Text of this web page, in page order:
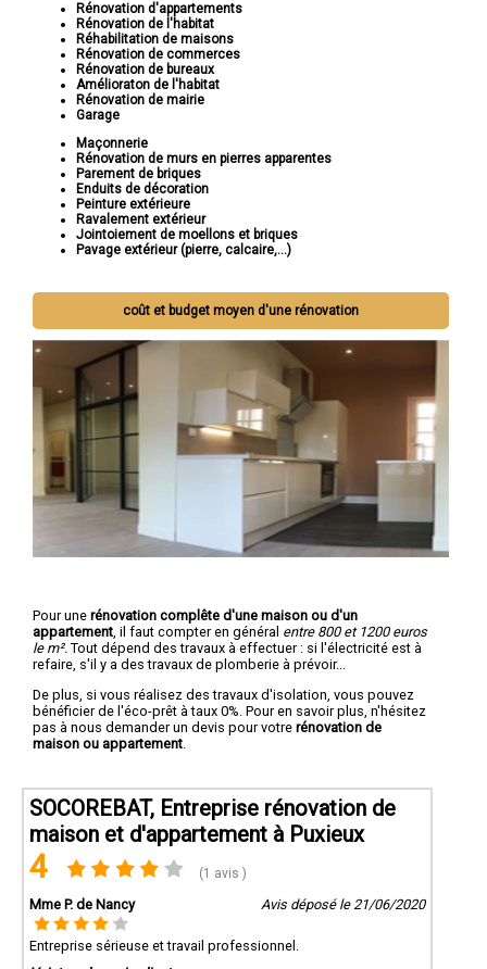
Rénovation d'appartements
Rénovation de l'habitat
Réhabilitation de maisons
Rénovation de commerces
Rénovation de bureaux
Amélioraton de l'habitat
Rénovation de mairie
Garage
Maçonnerie
Rénovation de murs en pierres apparentes
Parement de briques
Enduits de décoration
Peinture extérieure
Ravalement extérieur
Jointoiement de moellons et briques
Pavage extérieur (pierre, calcaire,...)
coût et budget moyen d'une rénovation
Pour une rénovation complête d'une maison ou d'un
appartement , il faut compter en général entre 800 et 1200 euros
le m². Tout dépend des travaux à effectuer : si l'électricité est à
refaire, s'il y a des travaux de plomberie à prévoir...
De plus, si vous réalisez des travaux d'isolation, vous pouvez
bénéficier de l'éco-prêt à taux 0%. Pour en savoir plus, n'hésitez
pas à nous demander un devis pour votre rénovation de
maison ou appartement
SOCOREBAT, Entreprise rénovation de
maison et d'appartement à Puxieux
4 (1 avis )
Mme P. de Nancy Avis déposé le 21/06/2020
Entreprise sérieuse et travail professionnel.